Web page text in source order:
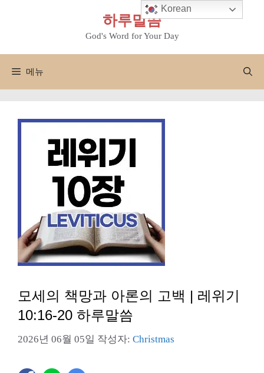
하루말씀
God's Word for Your Day
메뉴
모세의 책망과 아론의 고백 | 레위기
10:16-20 하루말씀
2026년 06월 05일 작성자: Christmas
Korean